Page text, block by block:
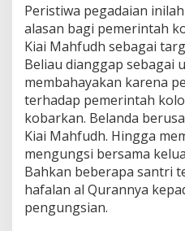
Peristiwa pegadaian
alasan bagi pemerintah
Kiai Mahfudh sebagai
Beliau dianggap sebagai
membahayakan karena
terhadap pemerintah
kobarkan. Belanda
Kiai Mahfudh. Hingga
mengungsi bersama
Bahkan beberapa santri
hafalan al Qurannya
pengungsian.